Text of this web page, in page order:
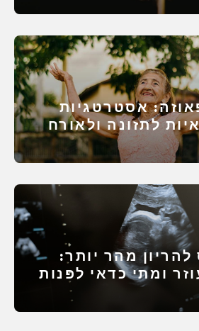
אסטרטגיות
לתזונה ולאורח
להריון מהר יותר:
ומתי כדאי לפנות